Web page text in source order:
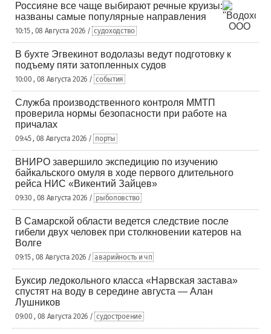
Россияне все чаще выбирают речные круизы:
названы самые популярные направления
10:15 , 08 Августа 2026 / судоходство
В бухте Эгвекинот водолазы ведут подготовку к
подъему пяти затопленных судов
10:00 , 08 Августа 2026 / события
Служба производственного контроля ММТП
проверила нормы безопасности при работе на
причалах
09:45 , 08 Августа 2026 / порты
ВНИРО завершило экспедицию по изучению
байкальского омуля в ходе первого длительного
рейса НИС «Викентий Зайцев»
09:30 , 08 Августа 2026 / рыболовство
В Самарской области ведется следствие после
гибели двух человек при столкновении катеров на
Волге
09:15 , 08 Августа 2026 / аварийность и чп
Буксир ледокольного класса «Нарвская застава»
спустят на воду в середине августа — Алан
Лушников
09:00 , 08 Августа 2026 / судостроение